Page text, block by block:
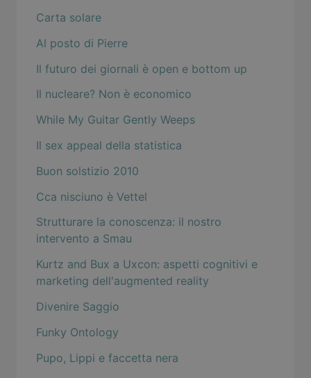
Carta solare
Al posto di Pierre
Il futuro dei giornali è open e bottom up
Il nucleare? Non è economico
While My Guitar Gently Weeps
Il sex appeal della statistica
Buon solstizio 2010
Cca nisciuno è Vettel
Strutturare la conoscenza: il nostro
intervento a Smau
Kurtz and Bux a Uxcon: aspetti cognitivi e
marketing dell'augmented reality
Divenire Saggio
Funky Ontology
Pupo, Lippi e faccetta nera